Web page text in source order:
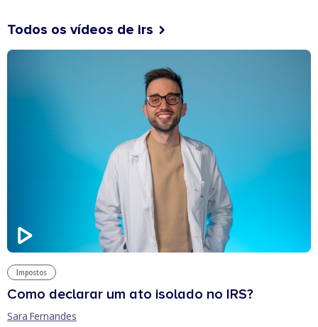
Todos os vídeos de irs
Impostos
Como declarar um ato isolado no IRS?
Sara Fernandes